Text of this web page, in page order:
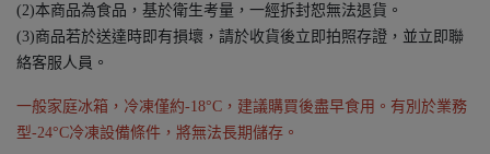
(2)本商品為食品，基於衛生考量，一經拆封恕無法退貨。
(3)商品若於送達時即有損壞，請於收貨後立即拍照存證，並立即聯
絡客服人員。
一般家庭冰箱，冷凍僅約-18°C，建議購買後盡早食用。有別於業務
型-24°C冷凍設備條件，將無法長期儲存。